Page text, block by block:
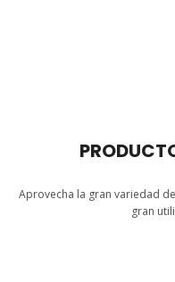
Aprovecha la gran variedad
gran